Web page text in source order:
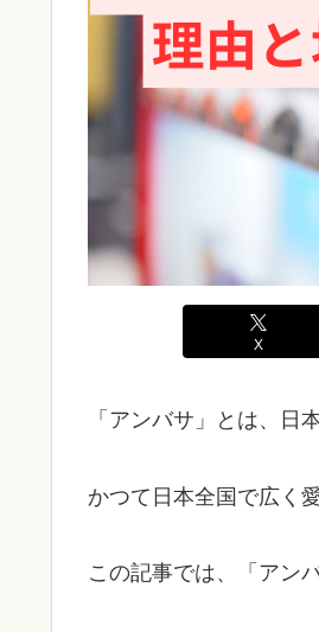
X
「アンバサ」とは、日
かつて日本全国で広く
この記事では、「アン